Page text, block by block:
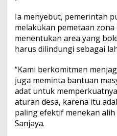
Ia menyebut, pemerintah
melakukan pemetaan
menentukan area yang
harus dilindungi sebagai
“Kami berkomitmen
juga meminta bantuan
adat untuk
aturan desa, karena itu
paling efektif menekan alih
Sanjaya.